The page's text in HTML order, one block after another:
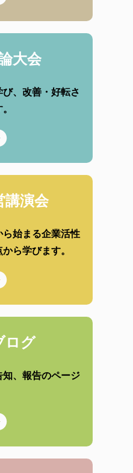
大会
、改善・好転さ
講演会
始まる企業活性
ら学びます。
ログ
、報告のページ